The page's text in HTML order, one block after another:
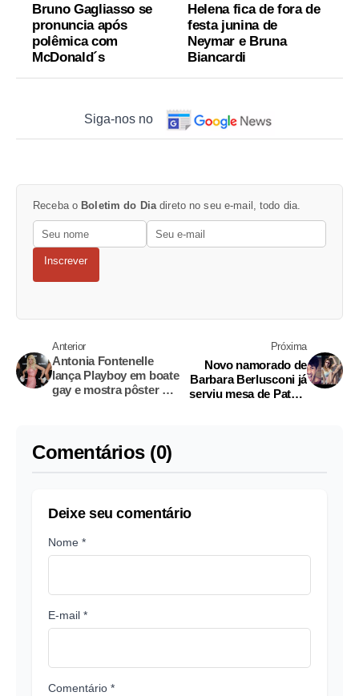
Bruno Gagliasso se
pronuncia após
polêmica com
McDonald´s
Helena fica de fora de
festa junina de
Neymar e Bruna
Biancardi
Siga-nos no
Receba o Boletim do Dia direto no seu e-mail, todo dia.
Inscrever
Anterior
Antonia Fontenelle
lança Playboy em boate
gay e mostra pôster em
Próxima
Novo namorado de
Barbara Berlusconi já
serviu mesa de Pato e
Comentários (0)
Deixe seu comentário
Nome *
E-mail *
Comentário *